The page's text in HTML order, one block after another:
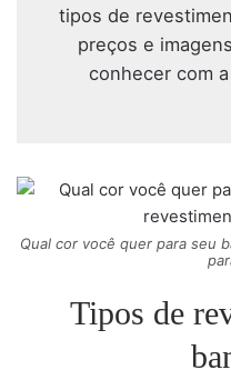
tipos de
preços e
conhecer com
Qual cor você quer para seu
Tipos de